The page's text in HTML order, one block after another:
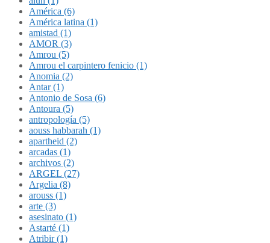
América (6)
América latina (1)
amistad (1)
AMOR (3)
Amrou (5)
Amrou el carpintero fenicio (1)
Anomia (2)
Antar (1)
Antonio de Sosa (6)
Antoura (5)
antropología (5)
aouss habbarah (1)
apartheid (2)
arcadas (1)
archivos (2)
ARGEL (27)
Argelia (8)
arouss (1)
arte (3)
asesinato (1)
Astarté (1)
Atribir (1)